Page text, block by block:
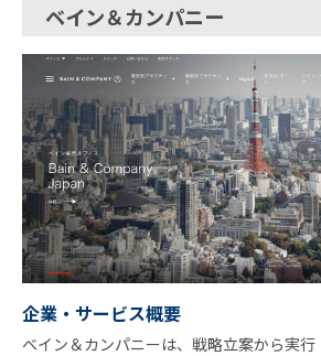
ベイン＆カンパニー
企業・サービス概要
ベイン＆カンパニーは、戦略立案から実